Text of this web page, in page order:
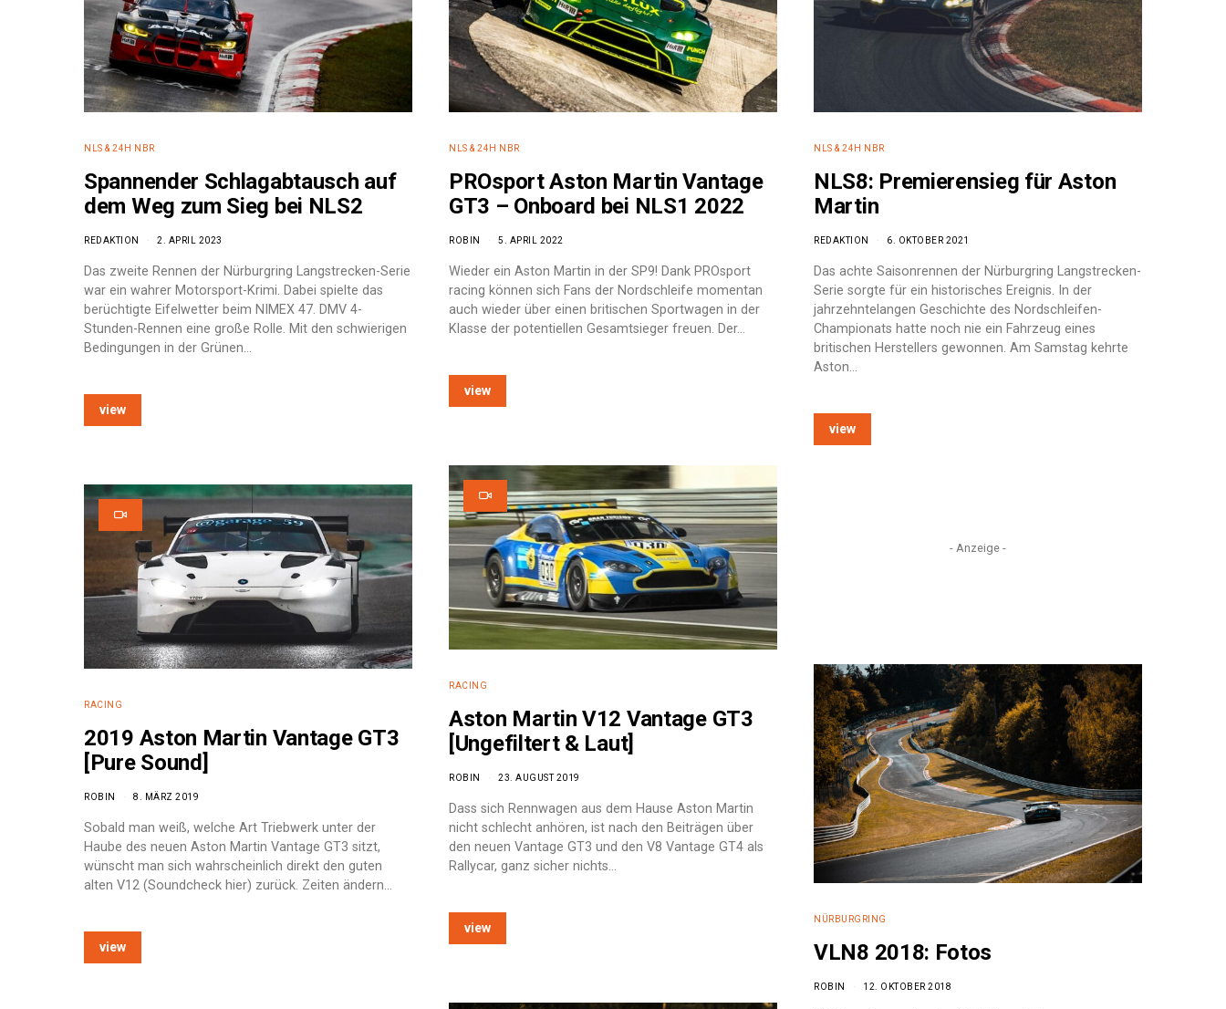
NLS & 24H NBR
Spannender Schlagabtausch auf
dem Weg zum Sieg bei NLS2
REDAKTION 2. APRIL 2023
Das zweite Rennen der Nürburgring Langstrecken-Serie
war ein wahrer Motorsport-Krimi. Dabei spielte das
berüchtigte Eifelwetter beim NIMEX 47. DMV 4-
Stunden-Rennen eine große Rolle. Mit den schwierigen
Bedingungen in der Grünen…
view
RACING
2019 Aston Martin Vantage GT3
[Pure Sound]
ROBIN 8. MÄRZ 2019
Sobald man weiß, welche Art Triebwerk unter der
Haube des neuen Aston Martin Vantage GT3 sitzt,
wünscht man sich wahrscheinlich direkt den guten
alten V12 (Soundcheck hier) zurück. Zeiten ändern…
view
NLS & 24H NBR
PROsport Aston Martin Vantage
GT3 – Onboard bei NLS1 2022
ROBIN 5. APRIL 2022
Wieder ein Aston Martin in der SP9! Dank PROsport
racing können sich Fans der Nordschleife momentan
auch wieder über einen britischen Sportwagen in der
Klasse der potentiellen Gesamtsieger freuen. Der…
view
RACING
Aston Martin V12 Vantage GT3
[Ungefiltert & Laut]
ROBIN 23. AUGUST 2019
Dass sich Rennwagen aus dem Hause Aston Martin
nicht schlecht anhören, ist nach den Beiträgen über
den neuen Vantage GT3 und den V8 Vantage GT4 als
Rallycar, ganz sicher nichts…
view
NLS & 24H NBR
NLS8: Premierensieg für Aston
Martin
REDAKTION 6. OKTOBER 2021
Das achte Saisonrennen der Nürburgring Langstrecken-
Serie sorgte für ein historisches Ereignis. In der
jahrzehntelangen Geschichte des Nordschleifen-
Championats hatte noch nie ein Fahrzeug eines
britischen Herstellers gewonnen. Am Samstag kehrte
Aston…
view
- Anzeige -
NÜRBURGRING
VLN8 2018: Fotos
ROBIN 12. OKTOBER 2018